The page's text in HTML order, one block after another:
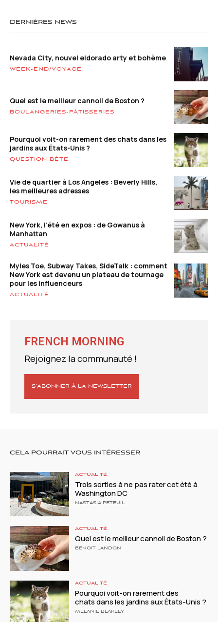
DERNIÈRES NEWS
Nevada City, nouvel eldorado arty et bohème
WEEK-END/VOYAGE
Quel est le meilleur cannoli de Boston ?
BOULANGERIES-PÂTISSERIES
Pourquoi voit-on rarement des chats dans les
jardins aux États-Unis ?
QUESTION BÊTE
Vie de quartier à Los Angeles : Beverly Hills,
les meilleures adresses
TOURISME
New York, l’été en expos : de Gowanus à
Manhattan
ACTUALITÉ
Myles Toe, Subway Takes, SideTalk : comment
New York est devenu un plateau de tournage
pour les influenceurs
ACTUALITÉ
FRENCH MORNING
Rejoignez la communauté !
S’ABONNER À LA NEWSLETTER
CELA POURRAIT VOUS INTÉRESSER
ACTUALITÉ
Trois sorties à ne pas rater cet été à
Washington DC
NASTASIA PETEUIL
ACTUALITÉ
Quel est le meilleur cannoli de Boston ?
BENOIT LANDON
ACTUALITÉ
Pourquoi voit-on rarement des
chats dans les jardins aux États-Unis ?
MELANIE BLAKELY